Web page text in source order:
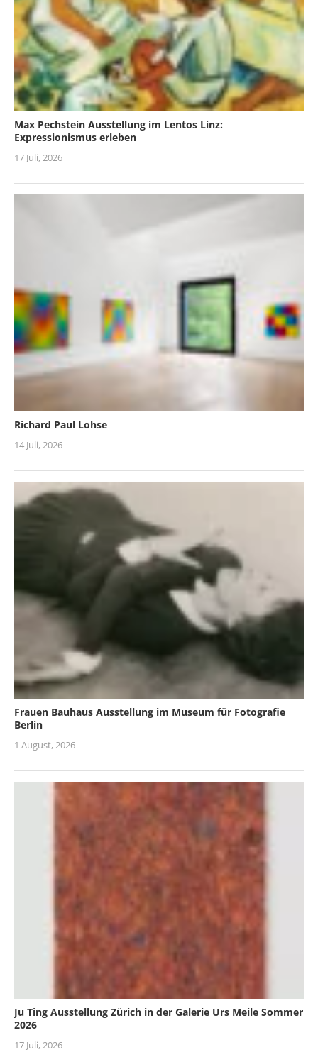
Max Pechstein Ausstellung im Lentos Linz:
Expressionismus erleben
17 Juli, 2026
Richard Paul Lohse
14 Juli, 2026
Frauen Bauhaus Ausstellung im Museum für Fotografie
Berlin
1 August, 2026
Ju Ting Ausstellung Zürich in der Galerie Urs Meile Sommer
2026
17 Juli, 2026